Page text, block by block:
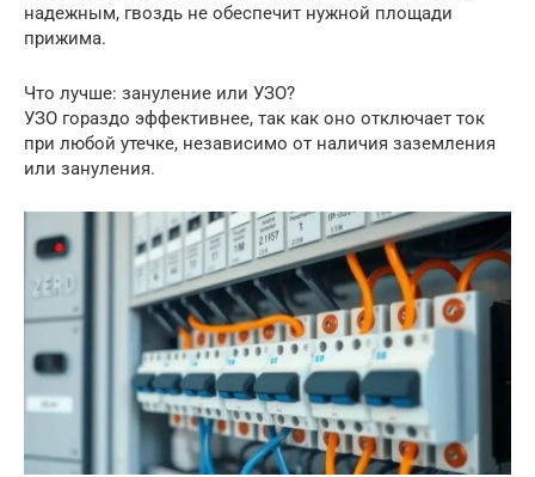
надежным, гвоздь не обеспечит нужной площади
прижима.
Что лучше: зануление или УЗО?
УЗО гораздо эффективнее, так как оно отключает ток
при любой утечке, независимо от наличия заземления
или зануления.